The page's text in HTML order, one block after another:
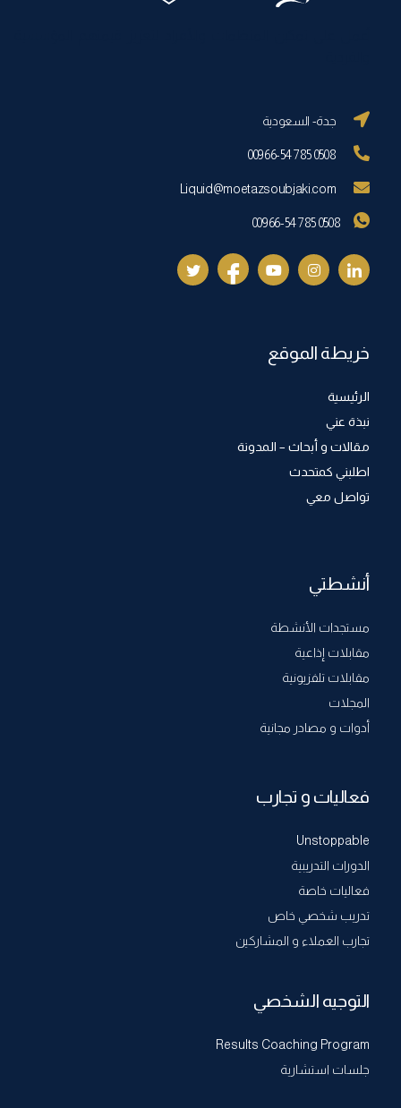
جدة- السعودية
00966-54 785 0508
Liquid@moetazsoubjaki.com
00966-54 785 0508
خريطة الموقع
الرئيسية
نبذة عني
مقالات و أبحاث – المدونة
اطلبني كمتحدث
تواصل معي
أنشطتي
مستجدات الأنشطة
مقابلات إذاعية
مقابلات تلفزيونية
المجلات
أدوات و مصادر مجانية
فعاليات و تجارب
Unstoppable
الدورات التدريبية
فعاليات خاصة
تدريب شخصي خاص
تجارب العملاء و المشاركين
التوجيه الشخصي
Results Coaching Program
جلسات استشارية